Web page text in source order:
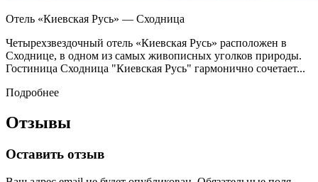
Отель «Киевская Русь» — Сходница
Четырехзвездочный отель «Киевская Русь» расположен в
Сходнице, в одном из самых живописных уголков природы.
Гостиница Сходница "Киевская Русь" гармонично сочетает...
Подробнее
Отзывы
Оставить отзыв